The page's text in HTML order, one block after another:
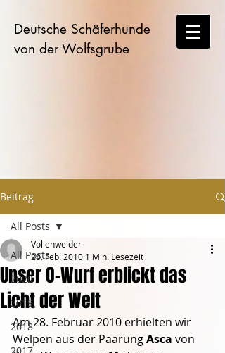
Deutsche Schäferhunde
von der Wolfsgrube
Beitrag
All Posts
2020
2019
2018
All Posts
Unser O-Wurf erblickt das
Licht der Welt
Vollenweider
28. Feb. 2010 1 Min. Lesezeit
Am 28. Februar 2010 erhielten wir
Welpen aus der Paarung Asca von